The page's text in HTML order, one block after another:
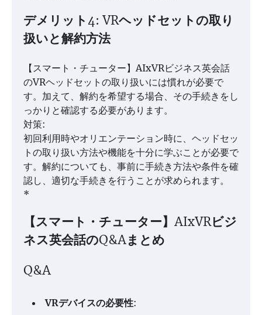
デメリット4: VRヘッドセットの取り
扱いと解約方法
【スマート・チューター】AIxVRビジネス英会話
のVRヘッドセットの取り扱いには慣れが必要で
す。加えて、解約を希望する場合、その手続きをし
っかりと確認する必要があります。
対策:
初回利用時やオリエンテーション時に、ヘッドセッ
トの取り扱い方法や機能を十分に学ぶことが必要で
す。解約についても、事前に手続き方法や条件を確
認し、適切な手続きを行うことが求められます。
*
【スマート・チューター】AIxVRビジ
ネス英会話のQ&Aまとめ
Q&A
VRデバイスの必要性: